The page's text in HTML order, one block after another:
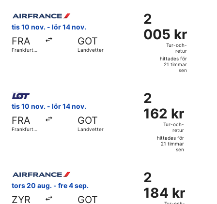
timmar
sen
tis 10 nov. - lör 14 nov.
FRA
Frankfurt
GOT
Landvetter
2
005 kr
Tur-
retur,
hittades
timmar
sen
2
005 kr
Tur-och-
retur
hittades för
21 timmar
sen
tis 10 nov. - lör 14 nov.
FRA
Frankfurt
GOT
Landvetter
2
162 kr
Tur-
retur,
hittades
timmar
sen
2
162 kr
Tur-och-
retur
hittades för
21 timmar
sen
tors 20 aug. - fre 4 sep.
ZYR GOT
2
184 kr
Tur-
2
184 kr